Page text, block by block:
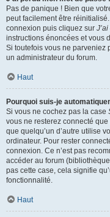
Pas de panique ! Bien que
peut facilement être
connexion puis cliquez sur
instructions énoncées et vous
Si toutefois vous ne parveniez
un administrateur du forum.
Haut
Pourquoi suis-je
Si vous ne cochez pas la case
vous ne resterez connecté
que quelqu’un d’autre utilise
ordinateur. Pour rester
connexion. Ce n’est pas
accéder au forum
pas cette case, cela signifie
fonctionnalité.
Haut